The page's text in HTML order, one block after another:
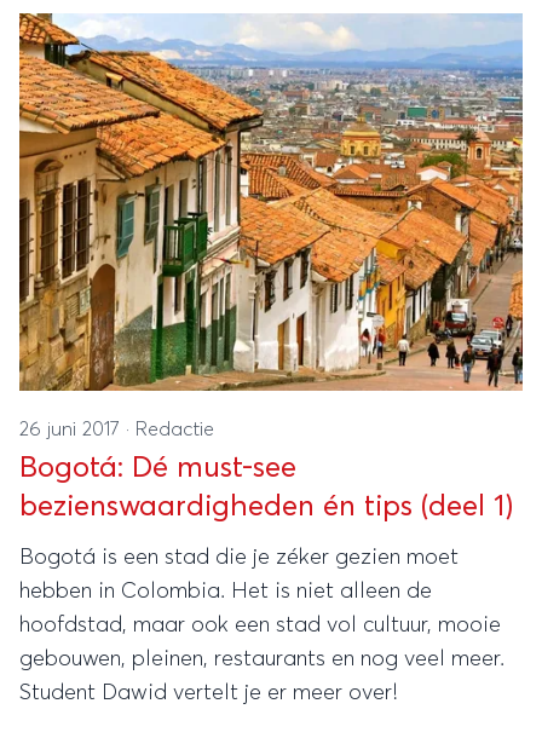
26 juni 2017 · Redactie
Bogotá: Dé must-see
bezienswaardigheden én tips (deel 1)
Bogotá is een stad die je zéker gezien moet
hebben in Colombia. Het is niet alleen de
hoofdstad, maar ook een stad vol cultuur, mooie
gebouwen, pleinen, restaurants en nog veel meer.
Student Dawid vertelt je er meer over!